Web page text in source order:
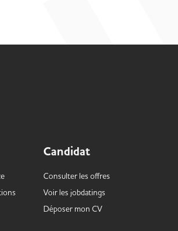
Candidat
Consulter les offres
Voir les jobdatings
Déposer mon CV